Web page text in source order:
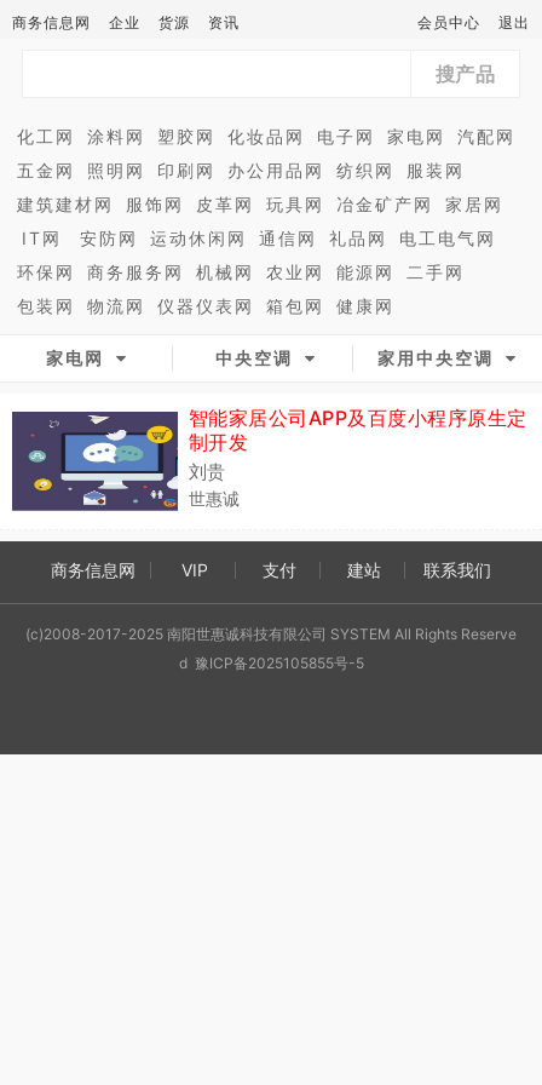
商务信息网 企业 货源 资讯 会员中心 退出
搜产品
化工网 涂料网 塑胶网 化妆品网 电子网 家电网
汽配网
五金网
照明网 印刷网 办公用品网 纺织网
服装网
建筑建材网
服饰网 皮革网 玩具网 冶金矿产网
家居网
IT网
安防网 运动休闲网 通信网 礼品网
电工电气网
环保网
商务服务网 机械网 农业网 能源网
二手网
包装网
物流网 仪器仪表网 箱包网 健康网
家电网 中央空调 家用中央空调
智能家居公司APP及百度小程序原生定
制开发
刘贵
世惠诚
商务信息网 VIP 支付 建站 联系我们
(c)2008-2017-2025 南阳世惠诚科技有限公司 SYSTEM All Rights Reserve
d 豫ICP备2025105855号-5